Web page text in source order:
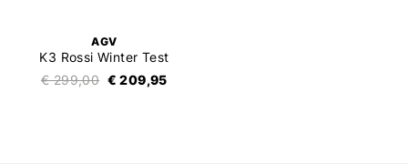
AGV
K3 Rossi Winter Test
€ 299,00 € 209,95